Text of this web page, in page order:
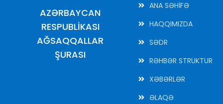
AZƏRBAYCAN
RESPUBLİKASI
AĞSAQQALLAR
ŞURASI
ANA SƏHİFƏ
HAQQIMIZDA
SƏDR
RƏHBƏR STRUKTUR
XƏBƏRLƏR
ƏLAQƏ